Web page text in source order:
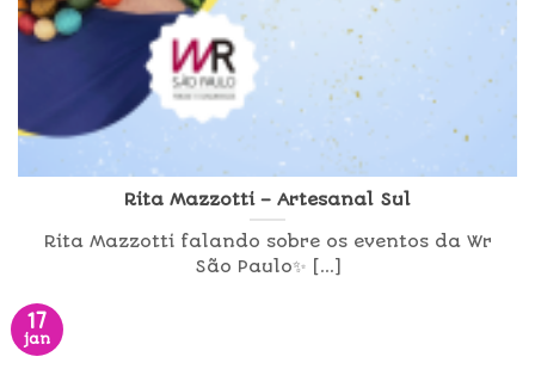
Rita Mazzotti – Artesanal Sul
Rita Mazzotti falando sobre os eventos da Wr
São Paulo✨ [...]
17
jan